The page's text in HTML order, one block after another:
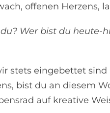
offenen Herzens,
Wer bist du heute-
stets eingebettet
bist du an diesem
auf kreative